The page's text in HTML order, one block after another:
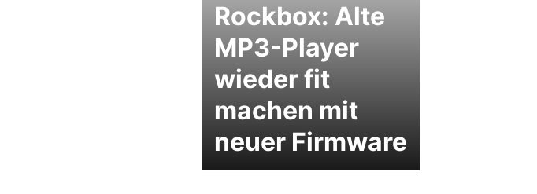
Rockbox: Alte
MP3-Player
wieder fit
machen mit
neuer Firmware